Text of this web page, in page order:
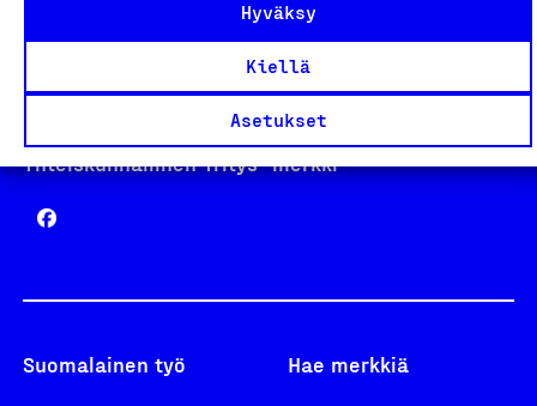
Hyväksy
Kiellä
Asetukset
Design From Finland
Yhteiskunnallinen Yritys -merkki
Suomalainen työ Hae merkkiä